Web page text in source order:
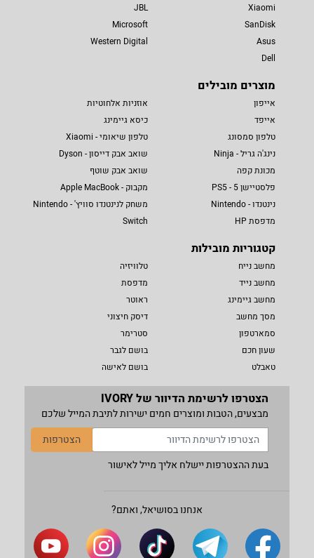
Xiaomi
SanDisk
Asus
Dell
JBL
Microsoft
Western Digital
מוצרים מובילים
אייפון
אייפד
טלפון סמסונג
נינג'ה גריל - Ninja
מכונת קפה
פלסטיישן 5 - PS5
נינטנדו - Nintendo
מדפסת HP
אוזניות אלחוטיות
כיסא גיימינג
טלפון שיאומי - Xiaomi
שואב אבק דייסון - Dyson
שואב אבק שוטף
מקבוק - Apple MacBook
משחק לנינטנדו סוויץ' - Nintendo
Switch
קטגוריות מובילות
מחשב נייח
מחשב נייד
מחשב גיימינג
מסך מחשב
סמארטפון
שעון חכם
טאבלט
טלוויזיה
מדפסת
ראוטר
דיסק חיצוני
סטרימר
בושם לגבר
בושם לאישה
הצטרפו לרשימת הדיוור של IVORY
מבצעים, הטבות ומוצרים חמים ישירות לתיבת המייל שלכם
הצטרפות
בעת ההצטרפות יישלח אליך מייל לאישור
אנחנו בסושיאל, ואתם?